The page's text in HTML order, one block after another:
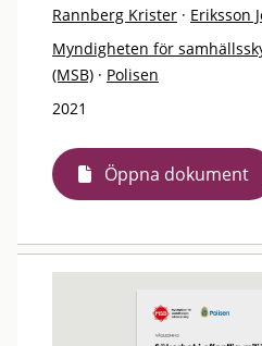
Rannberg Krister · Eriksson
Myndigheten för
(MSB) · Polisen
2021
Öppna dokument